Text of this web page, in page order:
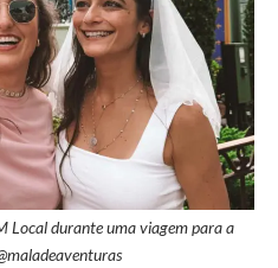
Local durante uma viagem para a